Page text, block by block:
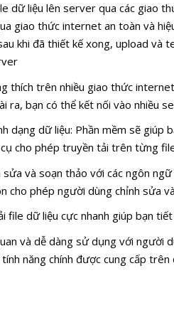
dữ liệu lên server qua các giao
giao thức internet an toàn và
khi đã thiết kế xong, upload và
thích trên nhiều giao thức
ra, bạn có thể kết nối vào nhiều
dạng dữ liệu: Phần mềm sẽ
cho phép truyền tải trên từng
sửa và soạn thảo với các ngôn
cho phép người dùng chỉnh sửa
file dữ liệu cực nhanh giúp bạn
và dễ dàng sử dụng với người
tính năng chính được cung cấp